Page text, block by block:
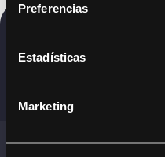
Preferencias
Estadísticas
Marketing
Copyright ©
Términos y Cond.